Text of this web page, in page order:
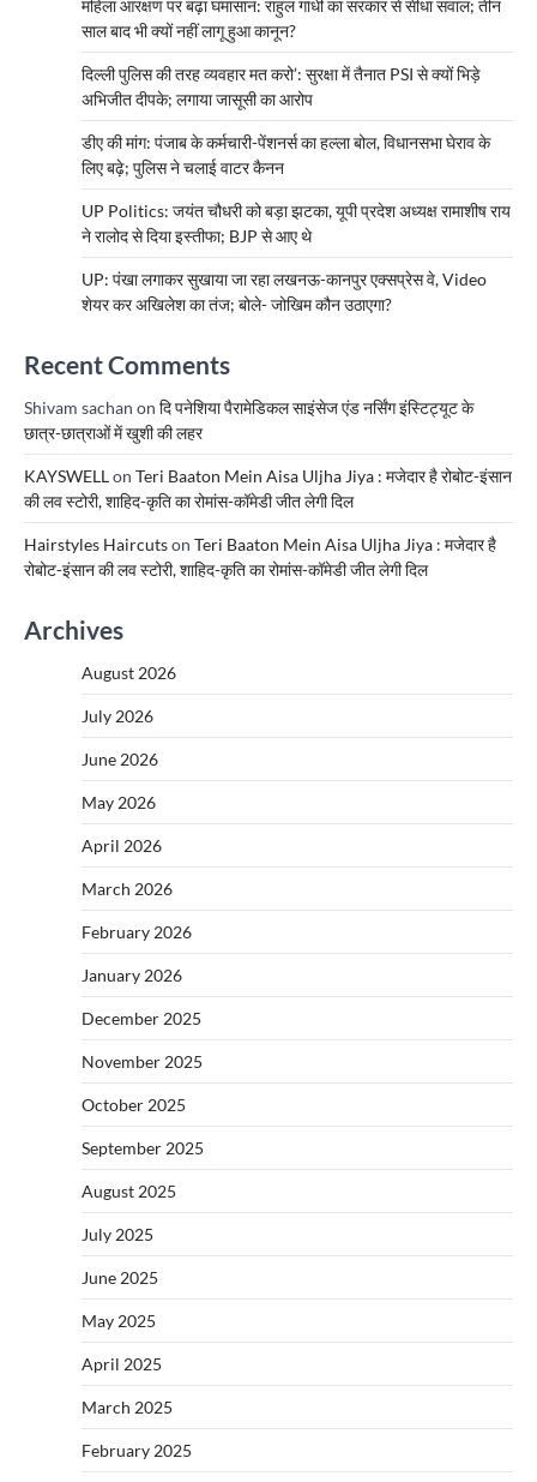
महिला आरक्षण पर बढ़ा घमासान: राहुल गांधी का सरकार से सीधा सवाल; तीन
साल बाद भी क्यों नहीं लागू हुआ कानून?
दिल्ली पुलिस की तरह व्यवहार मत करो’: सुरक्षा में तैनात PSI से क्यों भिड़े
अभिजीत दीपके; लगाया जासूसी का आरोप
डीए की मांग: पंजाब के कर्मचारी-पेंशनर्स का हल्ला बोल, विधानसभा घेराव के
लिए बढ़े; पुलिस ने चलाई वाटर कैनन
UP Politics: जयंत चौधरी को बड़ा झटका, यूपी प्रदेश अध्यक्ष रामाशीष राय
ने रालोद से दिया इस्तीफा; BJP से आए थे
UP: पंखा लगाकर सुखाया जा रहा लखनऊ-कानपुर एक्सप्रेस वे, Video
शेयर कर अखिलेश का तंज; बोले- जोखिम कौन उठाएगा?
Recent Comments
Shivam sachan on दि पनेशिया पैरामेडिकल साइंसेज एंड नर्सिंग इंस्टिट्यूट के
छात्र-छात्राओं में खुशी की लहर
KAYSWELLon Teri Baaton Mein Aisa Uljha Jiya : मजेदार है रोबोट-इंसान
की लव स्टोरी, शाहिद-कृति का रोमांस-कॉमेडी जीत लेगी दिल
Hairstyles Haircutson Teri Baaton Mein Aisa Uljha Jiya : मजेदार है
रोबोट-इंसान की लव स्टोरी, शाहिद-कृति का रोमांस-कॉमेडी जीत लेगी दिल
Archives
August 2026
July 2026
June 2026
May 2026
April 2026
March 2026
February 2026
January 2026
December 2025
November 2025
October 2025
September 2025
August 2025
July 2025
June 2025
May 2025
April 2025
March 2025
February 2025